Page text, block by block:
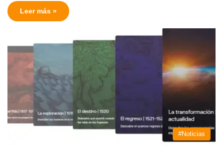
Leer más »
#Noticias